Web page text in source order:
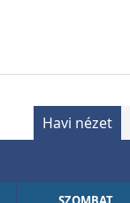
Havi nézet